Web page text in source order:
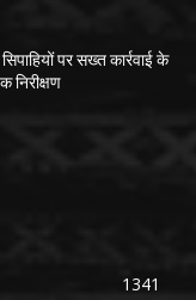
पर सख्त कार्रवाई के
निरीक्षण
1341